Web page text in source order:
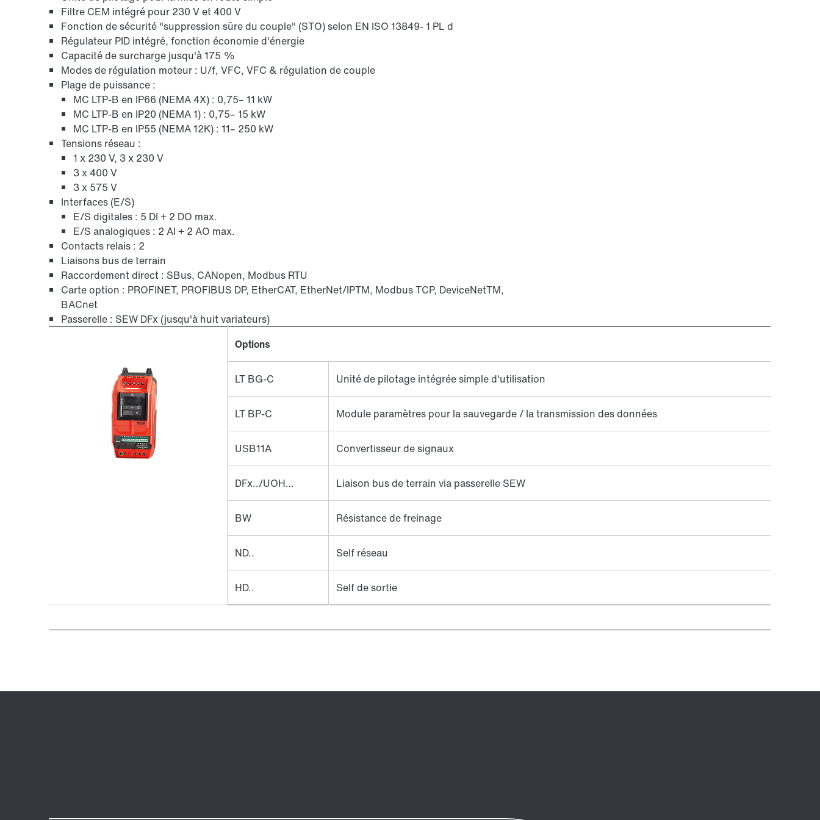
Filtre CEM intégré pour 230 V et 400 V
Fonction de sécurité "suppression sûre du couple" (STO) selon EN ISO 13849- 1 PL d
Régulateur PID intégré, fonction économie d'énergie
Capacité de surcharge jusqu'à 175 %
Modes de régulation moteur : U/f, VFC, VFC & régulation de couple
Plage de puissance :
MC LTP-B en IP66 (NEMA 4X) : 0,75– 11 kW
MC LTP-B en IP20 (NEMA 1) : 0,75– 15 kW
MC LTP-B en IP55 (NEMA 12K) : 11– 250 kW
Tensions réseau :
1 x 230 V, 3 x 230 V
3 x 400 V
3 x 575 V
Interfaces (E/S)
E/S digitales : 5 DI + 2 DO max.
E/S analogiques : 2 AI + 2 AO max.
Contacts relais : 2
Liaisons bus de terrain
Raccordement direct : SBus, CANopen, Modbus RTU
Carte option : PROFINET, PROFIBUS DP, EtherCAT, EtherNet/IPTM, Modbus TCP, DeviceNetTM,
BACnet
Passerelle : SEW DFx (jusqu'à huit variateurs)
Options
LT BG-C Unité de pilotage intégrée simple d'utilisation
LT BP-C Module paramètres pour la sauvegarde / la transmission des données
USB11A Convertisseur de signaux
DFx../UOH… Liaison bus de terrain via passerelle SEW
BW Résistance de freinage
ND.. Self réseau
HD.. Self de sortie